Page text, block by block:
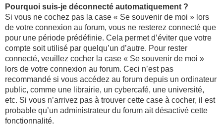
Pourquoi suis-je déconnecté automatiquement ?
Si vous ne cochez pas la case « Se souvenir de moi » lors
de votre connexion au forum, vous ne resterez connecté que
pour une période prédéfinie. Cela permet d’éviter que votre
compte soit utilisé par quelqu’un d’autre. Pour rester
connecté, veuillez cocher la case « Se souvenir de moi »
lors de votre connexion au forum. Ceci n’est pas
recommandé si vous accédez au forum depuis un ordinateur
public, comme une librairie, un cybercafé, une université,
etc. Si vous n’arrivez pas à trouver cette case à cocher, il est
probable qu’un administrateur du forum ait désactivé cette
fonctionnalité.